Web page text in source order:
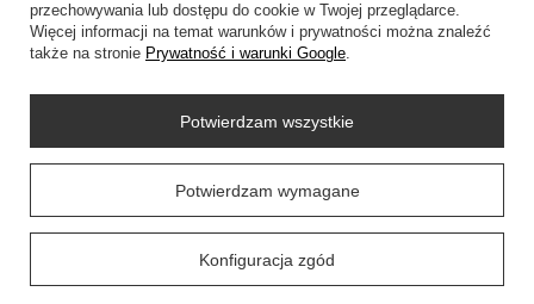
wowbag2024@gmail.com
W sklepie prezentujemy ceny brutto (z VAT).
przechowywania lub dostępu do cookie w Twojej przeglądarce.
Więcej informacji na temat warunków i prywatności można znaleźć
także na stronie Prywatność i warunki Google.
Potwierdzam wymagane
Konfiguracja zgód
Potwierdzam wszystkie